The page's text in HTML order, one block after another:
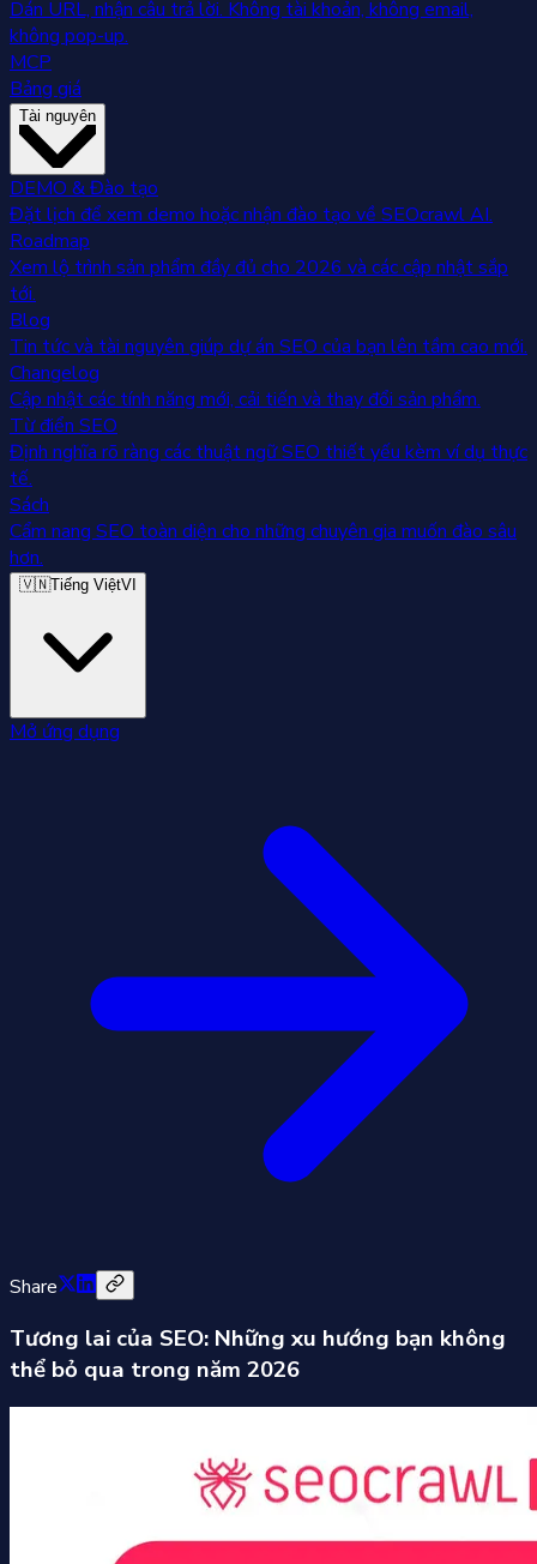
Dán URL, nhận câu trả lời. Không tài khoản, không email,
không pop-up.
MCP
Bảng giá
Tài nguyên
DEMO & Đào tạo
Đặt lịch để xem demo hoặc nhận đào tạo về SEOcrawl AI.
Roadmap
Xem lộ trình sản phẩm đầy đủ cho 2026 và các cập nhật sắp
tới.
Blog
Tin tức và tài nguyên giúp dự án SEO của bạn lên tầm cao mới.
Changelog
Cập nhật các tính năng mới, cải tiến và thay đổi sản phẩm.
Từ điển SEO
Định nghĩa rõ ràng các thuật ngữ SEO thiết yếu kèm ví dụ thực
tế.
Sách
Cẩm nang SEO toàn diện cho những chuyên gia muốn đào sâu
hơn.
🇻🇳Tiếng ViệtVI
Mở ứng dụng
Share
Tương lai của SEO: Những xu hướng bạn không
thể bỏ qua trong năm 2026